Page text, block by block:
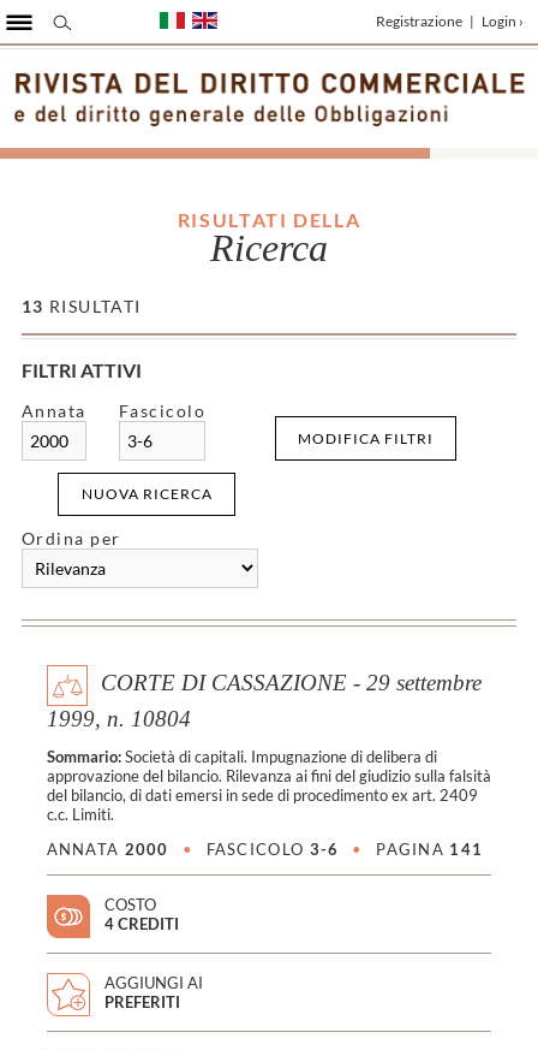
RISULTATI DELLA
Ricerca
13 RISULTATI
FILTRI ATTIVI
Annata
2000
Fascicolo
3-6
MODIFICA FILTRI
NUOVA RICERCA
Ordina per
CORTE DI CASSAZIONE - 29 settembre
1999, n. 10804
Sommario:Società di capitali. Impugnazione di delibera di
approvazione del bilancio. Rilevanza ai fini del giudizio sulla falsità
del bilancio, di dati emersi in sede di procedimento ex art. 2409
c.c. Limiti.
ANNATA 2000 • FASCICOLO 3-6 • PAGINA 141
COSTO
4 CREDITI
AGGIUNGI AI
PREFERITI
Registrazione | Login ›